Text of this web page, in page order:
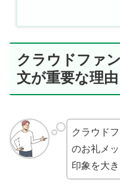
クラウドファ
文が重要な理由
クラウド
のお礼メ
印象を大